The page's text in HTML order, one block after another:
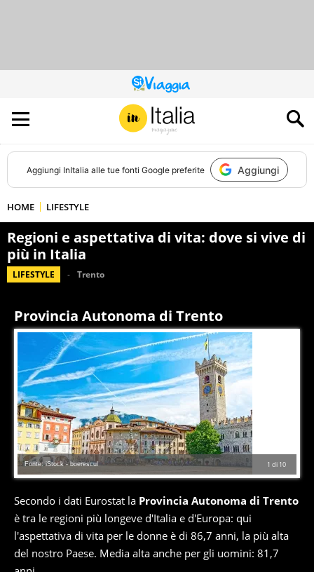
QUESTO
SITO
CONTRIBUISCE
ALL’AUDIENCE
DI
Aggiungi InItalia alle tue fonti Google preferite Aggiungi
HOME LIFESTYLE
Regioni e aspettativa di vita: dove si vive di
più in Italia
LIFESTYLE Trento
Provincia Autonoma di Trento
1 di 10
Fonte: iStock - boerescul
Secondo i dati Eurostat la Provincia Autonoma di Trento
è tra le regioni più longeve d'Italia e d'Europa: qui
l'aspettativa di vita per le donne è di 86,7 anni, la più alta
del nostro Paese. Media alta anche per gli uomini: 81,7